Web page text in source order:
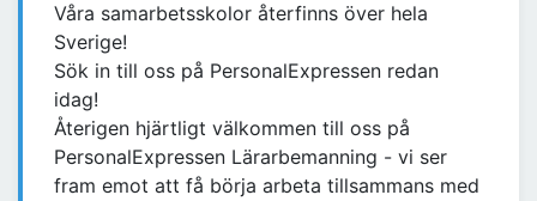
Våra samarbetsskolor återfinns över hela
Sverige!
Sök in till oss på PersonalExpressen redan
idag!
Återigen hjärtligt välkommen till oss på
PersonalExpressen Lärarbemanning - vi ser
fram emot att få börja arbeta tillsammans med